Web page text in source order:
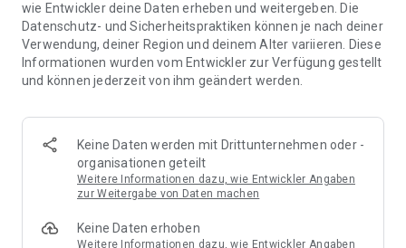
🤝 Teilen leicht gemacht: Lade andere ein und erledigt den
Einkauf gemeinsam.
🍳 Zutaten direkt aus Rezepten übernehmen: Importiere
Zutaten von Rezept-Webseiten und verwandle sie
🚀 DEINE VORTEILE IM ALLTAG
* Nie wieder doppelte Einkäufe
* Kein Chaos mehr beim Einkaufen
* Bessere Abstimmung mit Familie & Freunden
* Perfekt für die Essensplanung
wie Entwickler deine Daten erheben und weitergeben. Die
Datenschutz- und Sicherheitspraktiken können je nach deiner
Verwendung, deiner Region und deinem Alter variieren. Diese
Informationen wurden vom Entwickler zur Verfügung gestellt
und können jederzeit von ihm geändert werden.
Keine Daten werden mit Drittunternehmen oder -
organisationen geteilt
Weitere Informationen dazu, wie Entwickler Angaben
zur Weitergabe von Daten machen
Keine Daten erhoben
Weitere Informationen dazu, wie Entwickler Angaben